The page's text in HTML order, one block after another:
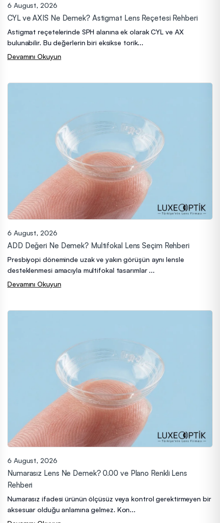
6 August, 2026
CYL ve AXIS Ne Demek? Astigmat Lens Reçetesi Rehberi
Astigmat reçetelerinde SPH alanına ek olarak CYL ve AX
bulunabilir. Bu değerlerin biri eksikse torik...
Devamını Okuyun
6 August, 2026
ADD Değeri Ne Demek? Multifokal Lens Seçim Rehberi
Presbiyopi döneminde uzak ve yakın görüşün aynı lensle
desteklenmesi amacıyla multifokal tasarımlar ...
Devamını Okuyun
6 August, 2026
Numarasız Lens Ne Demek? 0.00 ve Plano Renkli Lens
Rehberi
Numarasız ifadesi ürünün ölçüsüz veya kontrol gerektirmeyen bir
aksesuar olduğu anlamına gelmez. Kon...